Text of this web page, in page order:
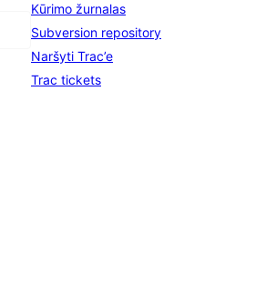
Kūrimo žurnalas
Subversion repository
Naršyti Trac’e
Trac tickets